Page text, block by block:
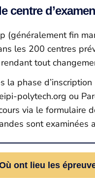
centre
(généralement fin
les 200 centres
tout
la phase
polytech.org ou
via le
sont
ont lieu les